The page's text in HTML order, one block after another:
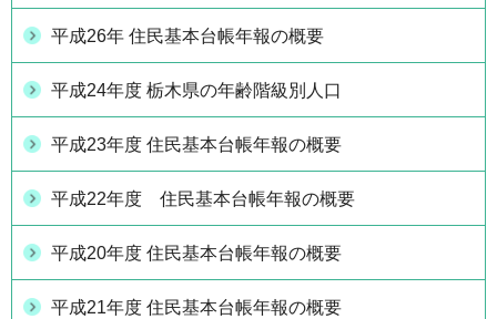
平成26年 住民基本台帳年報の概要
平成24年度 栃木県の年齢階級別人口
平成23年度 住民基本台帳年報の概要
平成22年度 住民基本台帳年報の概要
平成20年度 住民基本台帳年報の概要
平成21年度 住民基本台帳年報の概要